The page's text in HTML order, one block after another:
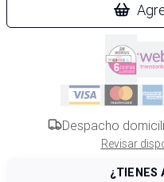
Despacho
Revisar
¿TIENES